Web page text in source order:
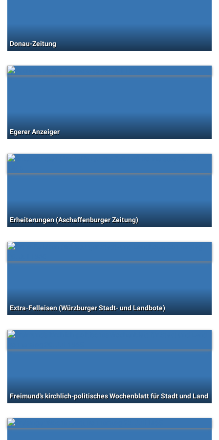
Donau-Zeitung
Egerer Anzeiger
Erheiterungen (Aschaffenburger Zeitung)
Extra-Felleisen (Würzburger Stadt- und Landbote)
Freimund's kirchlich-politisches Wochenblatt für Stadt und Land